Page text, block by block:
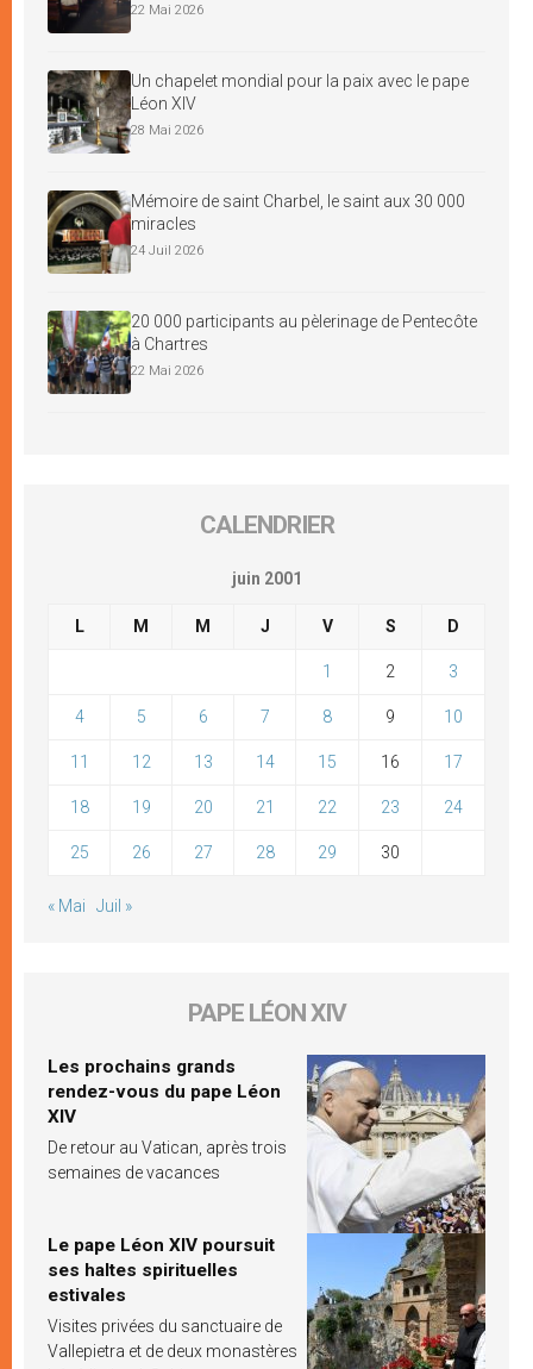
22 Mai 2026
Un chapelet mondial pour la paix avec le pape
Léon XIV
28 Mai 2026
Mémoire de saint Charbel, le saint aux 30 000
miracles
24 Juil 2026
20 000 participants au pèlerinage de Pentecôte
à Chartres
22 Mai 2026
CALENDRIER
juin 2001
L M M J V S D
1 2 3
4 5 6 7 8 9 10
11 12 13 14 15 16 17
18 19 20 21 22 23 24
25 26 27 28 29 30
« Mai Juil »
PAPE LÉON XIV
Les prochains grands
rendez-vous du pape Léon
XIV
De retour au Vatican, après trois
semaines de vacances
Le pape Léon XIV poursuit
ses haltes spirituelles
estivales
Visites privées du sanctuaire de
Vallepietra et de deux monastères